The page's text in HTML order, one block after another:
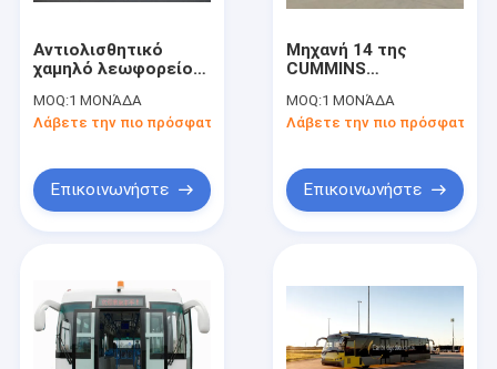
Προϊόντα
Περίπου εμείς
Αντιολισθητικό
χαμηλό λεωφορείο
Tarmac πατωμάτων
με τα πρότυπα IATA
MOQ:1 ΜΟΝΆΔΑ
Λάβετε την πιο πρόσφατη τιμή
Επικοινωνήστε
Μηχανή 14 της
CUMMINS
κεκλιμένων ραμπών
λεωφορείων Tarmac
MOQ:1 ΜΟΝΆΔΑ
Λάβετε την πιο πρόσφατη
Επικοινωνήστε